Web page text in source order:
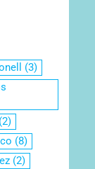
(3)
(2)
(8)
(2)